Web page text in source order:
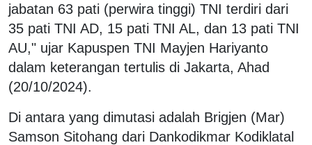
jabatan 63 pati (perwira tinggi) TNI terdiri dari
35 pati TNI AD, 15 pati TNI AL, dan 13 pati TNI
AU," ujar Kapuspen TNI Mayjen Hariyanto
dalam keterangan tertulis di Jakarta, Ahad
(20/10/2024).
Di antara yang dimutasi adalah Brigjen (Mar)
Samson Sitohang dari Dankodikmar Kodiklatal